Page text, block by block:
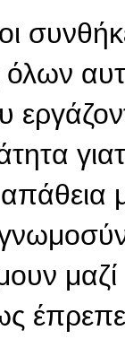
οι
όλων
μαζί